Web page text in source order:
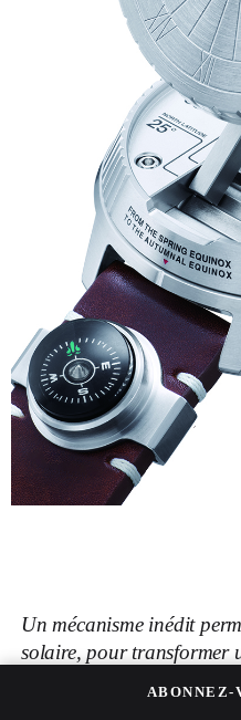
Un mécanisme inédit
solaire, pour transformer
ABONNEZ-